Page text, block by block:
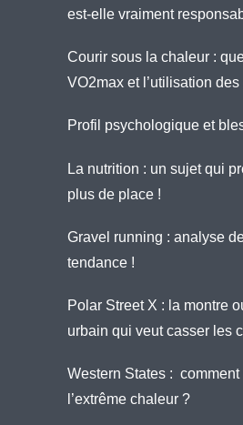
est-elle vraiment
Courir sous la chaleur :
VO2max et l’utilisation
Profil psychologique et
La nutrition : un sujet qui
plus de place !
Gravel running : analyse
tendance !
Polar Street X : la montre
urbain qui veut casser les
Western States : comment
l’extrême chaleur ?